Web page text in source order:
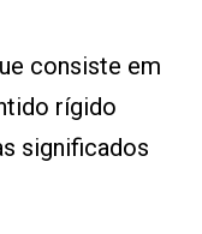
consiste em
rígido
significados